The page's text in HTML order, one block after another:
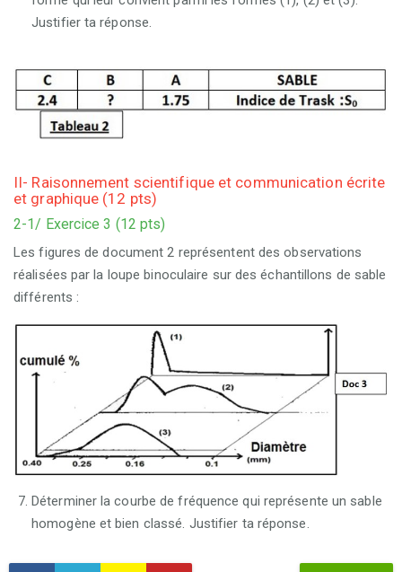
Justifier ta réponse.
II- Raisonnement scientifique et communication écrite
et graphique (12 pts)
2-1/ Exercice 3 (12 pts)
Les figures de document 2 représentent des observations
réalisées par la loupe binoculaire sur des échantillons de sable
différents :
Déterminer la courbe de fréquence qui représente un sable
homogène et bien classé. Justifier ta réponse.